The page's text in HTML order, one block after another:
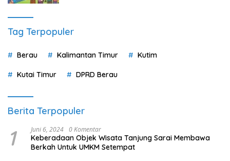
Tag Terpopuler
Berau Kalimantan Timur Kutim
Kutai Timur DPRD Berau
Berita Terpopuler
1 Juni 6, 2024 0 Komentar
Keberadaan Objek Wisata Tanjung Sarai Membawa
Berkah Untuk UMKM Setempat